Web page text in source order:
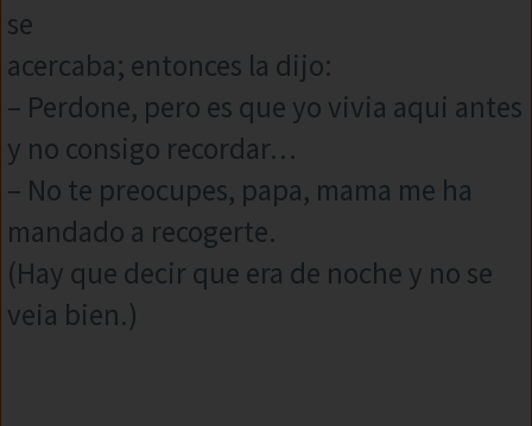
se
acercaba; entonces la dijo:
– Perdone, pero es que yo vivia aqui antes
y no consigo recordar…
– No te preocupes, papa, mama me ha
mandado a recogerte.
(Hay que decir que era de noche y no se
veia bien.)